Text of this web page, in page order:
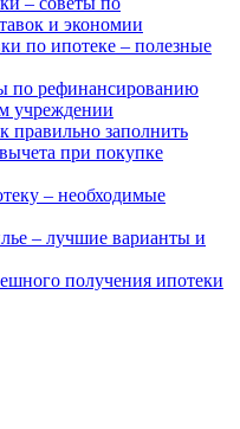
и экономии
по ипотеке – полезные
по рефинансированию
учреждении
правильно заполнить
при покупке
– необходимые
– лучшие варианты и
получения ипотеки